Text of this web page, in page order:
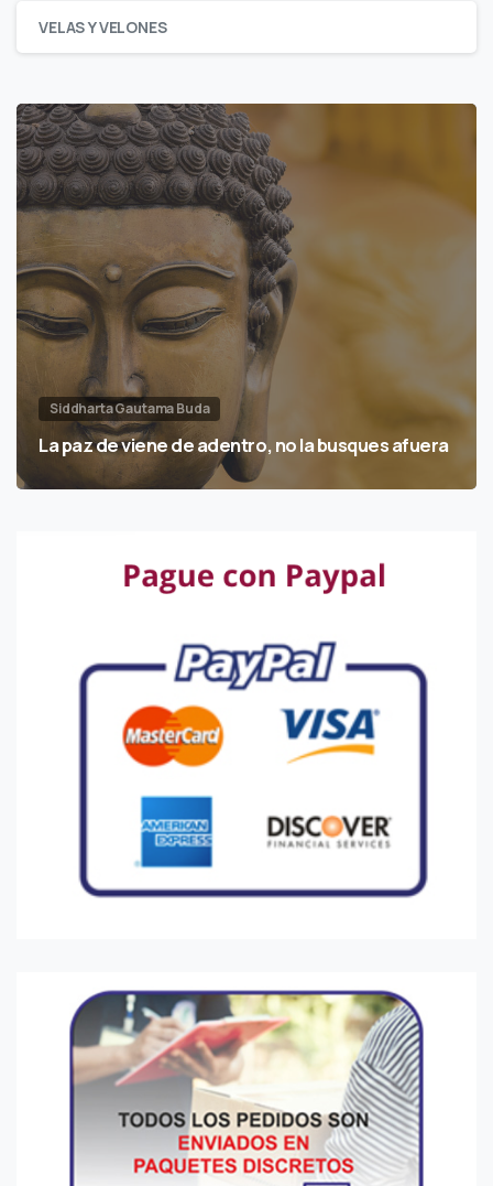
VELAS Y VELONES
Siddharta Gautama Buda
La paz de viene de adentro, no la busques afuera